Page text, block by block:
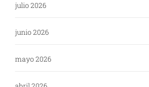
julio 2026
junio 2026
mayo 2026